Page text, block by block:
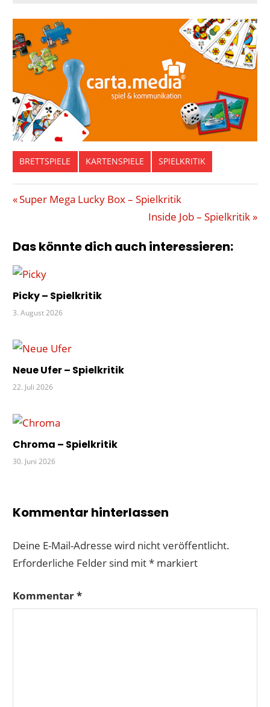
BRETTSPIELE KARTENSPIELE SPIELKRITIK
WRITE
JULES
VERNE
WEG
Beitragsnavigation
Vorheriger
Super Mega Lucky Box – Spielkritik
Nächster
Inside Job – Spielkritik
Das könnte dich auch interessieren:
Picky – Spielkritik
3. August 2026
Neue Ufer – Spielkritik
22. Juli 2026
Chroma – Spielkritik
30. Juni 2026
Kommentar hinterlassen
Deine E-Mail-Adresse wird nicht veröffentlicht.
Erforderliche Felder sind mit* markiert
Kommentar*